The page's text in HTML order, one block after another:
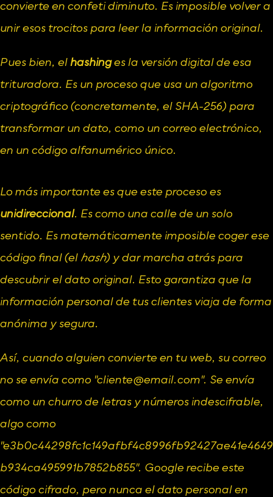
convierte en confeti diminuto. Es imposible volver a
unir esos trocitos para leer la información original.
Pues bien, el hashing es la versión digital de esa
trituradora. Es un proceso que usa un algoritmo
criptográfico (concretamente, el SHA-256) para
transformar un dato, como un correo electrónico,
en un código alfanumérico único.
unidireccional. Es como una calle de un solo
sentido. Es matemáticamente imposible coger ese
código final (el hash) y dar marcha atrás para
descubrir el dato original. Esto garantiza que la
información personal de tus clientes viaja de forma
anónima y segura.
Así, cuando alguien convierte en tu web, su correo
no se envía como "cliente@email.com". Se envía
como un churro de letras y números indescifrable,
algo como
"e3b0c44298fc1c149afbf4c8996fb92427ae41e4649
b934ca495991b7852b855". Google recibe este
código cifrado, pero nunca el dato personal en